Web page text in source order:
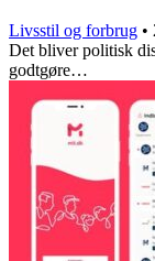
Livsstil og forbrug •
Det bliver politisk
godtgøre…